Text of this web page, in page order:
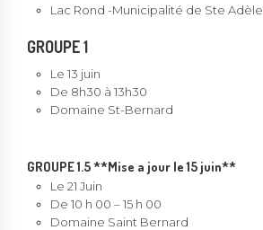
Lac Rond -Municipalité de Ste Adèle
GROUPE 1
Le 13 juin
De 8h30 à 13h30
Domaine St-Bernard
GROUPE 1.5 **Mise a jour le 15 juin**
Le 21 Juin
De 10 h 00 – 15 h 00
Domaine Saint Bernard